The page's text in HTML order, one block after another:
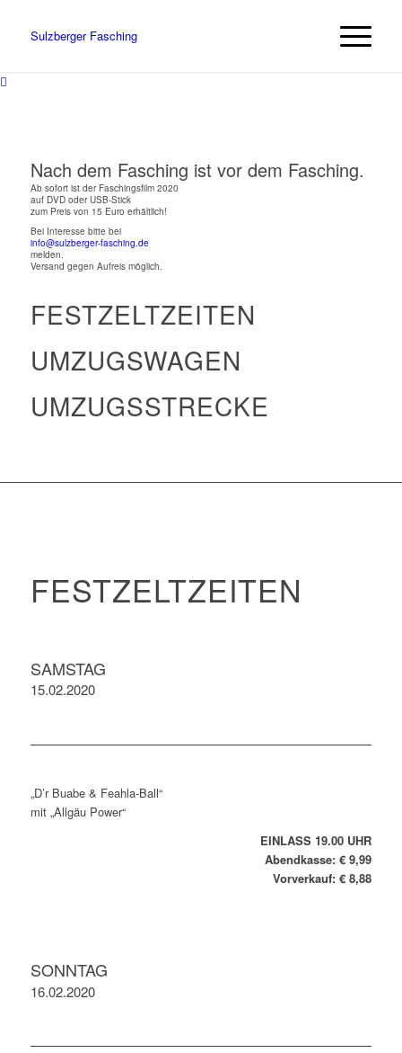
Sulzberger Fasching
Nach dem Fasching ist vor dem Fasching.
Ab sofort ist der Faschingsfilm 2020
auf DVD oder USB-Stick
zum Preis von 15 Euro erhältlich!
Bei Interesse bitte bei
info@sulzberger-fasching.de
melden.
Versand gegen Aufreis möglich.
FESTZELTZEITEN
UMZUGSWAGEN
UMZUGSSTRECKE
FESTZELTZEITEN
SAMSTAG
15.02.2020
„D’r Buabe & Feahla-Ball“
mit „Allgäu Power“
EINLASS 19.00 UHR
Abendkasse: € 9,99
Vorverkauf: € 8,88
SONNTAG
16.02.2020